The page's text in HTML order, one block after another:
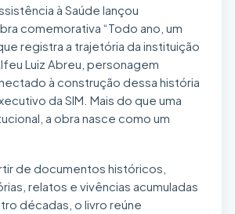
à Saúde lançou
comemorativa “Todo ano, um
registra a trajetória da instituição
Luiz Abreu, personagem
à construção dessa história
da SIM. Mais do que uma
a obra nasce como um
de documentos históricos,
relatos e vivências acumuladas
décadas, o livro reúne